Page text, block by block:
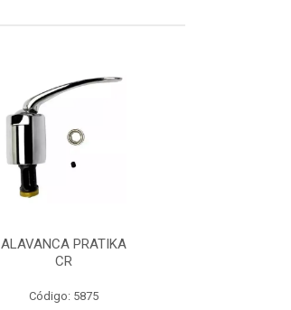
ALAVANCA PRATIKA
CR
Código: 5875